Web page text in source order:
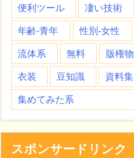
便利ツール
凄い技術
年齢-青年
性別-女性
流体系
無料 版権物
衣装
豆知識 資料集
集めてみた系
スポンサードリンク